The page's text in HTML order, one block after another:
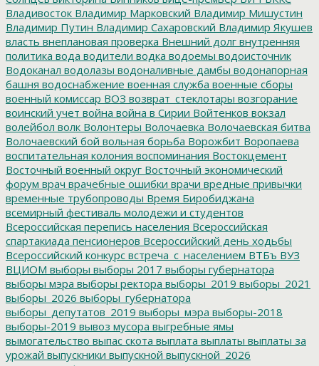
Владивосток Владимир Марковский Владимир Мишустин
Владимир Путин Владимир Сахаровский Владимир Якушев
власть внеплановая проверка Внешний долг внутренняя
политика вода водители водка водоемы водоисточник
Водоканал водолазы водоналивные дамбы водонапорная
башня водоснабжение военная служба военные сборы
военный комиссар ВОЗ возврат_стеклотары возгорание
воинский учет война война в Сирии Войтенков вокзал
волейбол волк Волонтеры Волочаевка Волочаевская битва
Волочаевский бой вольная борьба Ворожбит Воропаева
воспитательная колония воспоминания Востокцемент
Восточный военный округ Восточный экономический
форум врач врачебные ошибки врачи вредные привычки
временные трубопроводы Время Биробиджана
всемирный фестиваль молодежи и студентов
Всероссийская перепись населения Всероссийская
спартакиада пенсионеров Всероссийский день ходьбы
Всероссийский конкурс встреча_с_населением ВТБъ ВУЗ
ВЦИОМ выборы выборы 2017 выборы губернатора
выборы мэра выборы ректора выборы_2019 выборы_2021
выборы_2026 выборы_губернатора
выборы_депутатов_2019 выборы_мэра выборы-2018
выборы-2019 вывоз мусора выгребные ямы
вымогательство выпас скота выплата выплаты выплаты за
урожай выпускники выпускной выпускной_2026